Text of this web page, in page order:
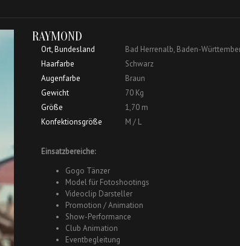
RAYMOND
Ort, Bundesland
Bad Herrenalb, Baden-
Haarfarbe
Schwarz
Augenfarbe
Braun
Gewicht
70 Kg
Größe
1,70 m
Konfektionsgröße
M / L
Einsatzbereiche:
Gogo Tänzer
Model für Fotoshootings
Videoclip Darsteller
Promotion / Animation
Show-Performance
Club Animation
Eventbegleitung